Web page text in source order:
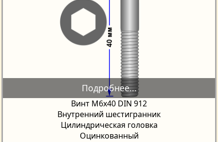
Винт М6х40 DIN 912
Внутренний шестигранник
Цилиндрическая головка
Оцинкованный